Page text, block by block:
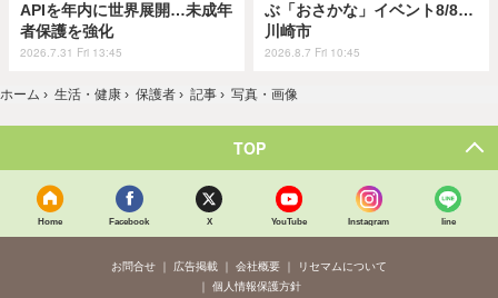
APIを年内に世界展開…未成年
者保護を強化
2026.7.31 Fri 13:45
ぶ「おさかな」イベント8/8…
川崎市
2026.8.7 Fri 10:45
ホーム › 生活・健康 › 保護者 › 記事 › 写真・画像
TOP
Home Facebook X YouTube Instagram line
お問合せ 広告掲載 会社概要
リセマムについて
個人情報保護方針